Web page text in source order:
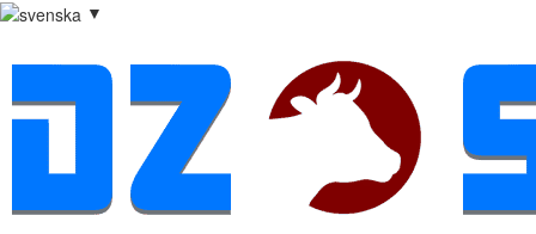
▼